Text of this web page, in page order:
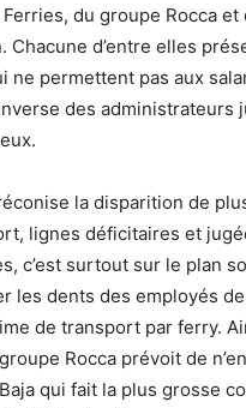
du groupe Rocca et
Chacune d’entre elles
ne permettent pas aux
des administrateurs
la disparition de
lignes déficitaires et
c’est surtout sur le plan
les dents des employés
de transport par ferry.
Rocca prévoit de
qui fait la plus grosse